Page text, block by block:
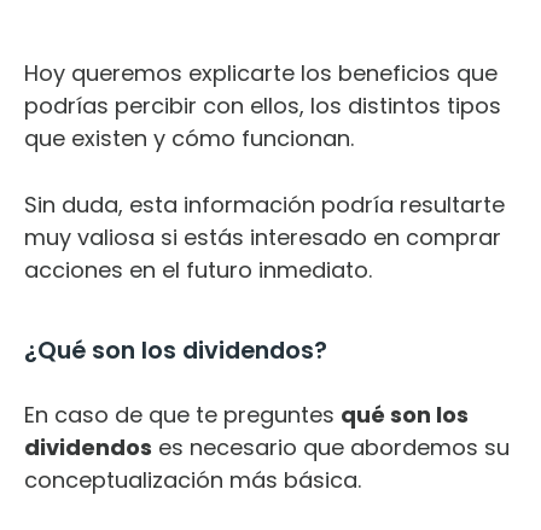
Hoy queremos explicarte los beneficios que
podrías percibir con ellos, los distintos tipos
que existen y cómo funcionan.
Sin duda, esta información podría resultarte
muy valiosa si estás interesado en comprar
acciones en el futuro inmediato.
¿Qué son los dividendos?
En caso de que te preguntes qué son los
dividendos es necesario que abordemos su
conceptualización más básica.